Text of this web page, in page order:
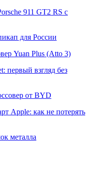
911 GT2 RS с
для России
Yuan Plus (Atto 3)
первый взгляд без
от BYD
Apple: как не потерять
металла